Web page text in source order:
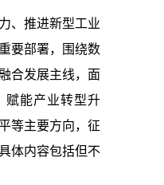
、推进新型工业
要部署，围绕数
合发展主线，面
赋能产业转型升
等主要方向，征
体内容包括但不